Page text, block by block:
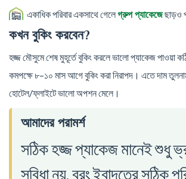
একাধিক পরিবার একসাথে গেলেগ্রুপ প্যাকেজেছাড়ও
কখন বুকিং করবেন?
হজ্জ মৌসুমে শেষ মুহূর্তে বুকিং করলে ভালো প্যাকেজ পাওয়া
কমপক্ষে ৮–১০ মাস আগে বুকিং করা নিরাপদ। এতে দাম
হোটেল/ফ্লাইটে ভালো অপশন মেলে।
আমাদের পরামর্শ
সঠিক হজ্জ প্যাকেজ মানেই শুধু
সুবিধা নয়, বরং ইবাদতের সঠিক